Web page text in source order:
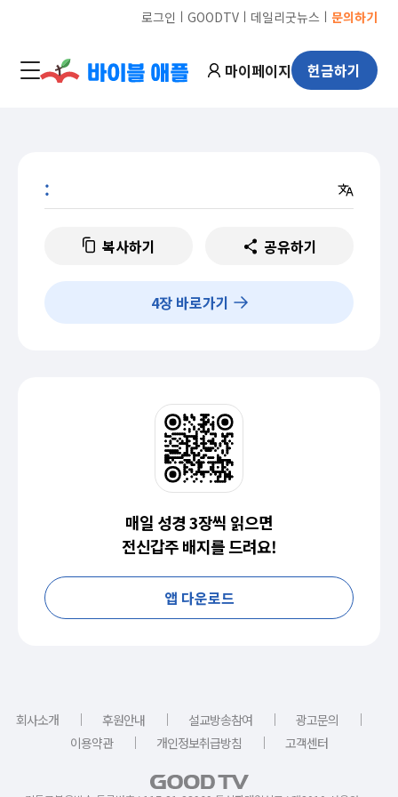
로그인 ㅣ GOODTVㅣ 데일리굿뉴스 ㅣ 문의하기
마이페이지 헌금하기
:
복사하기 공유하기
4장 바로가기
매일 성경 3장씩 읽으면
전신갑주 배지를 드려요!
앱 다운로드
회사소개 ｜ 후원안내 ｜ 설교방송참여 ｜ 광고문의
｜
이용약관
｜ 개인정보취급방침 ｜ 고객센터